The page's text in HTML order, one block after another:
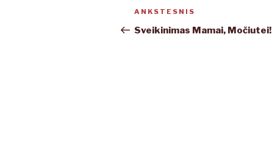
Navigacija
tarp
Ankstesnis
įrašas
ANKSTESNIS
Sveikinimas Mamai, Močiutei!